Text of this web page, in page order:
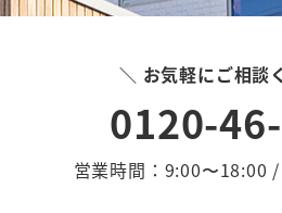
＼ お気軽にご相談
0120-
営業時間：9:00〜18:00